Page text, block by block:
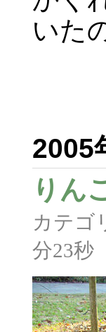
いた
2005
りん
カテゴ
分23秒